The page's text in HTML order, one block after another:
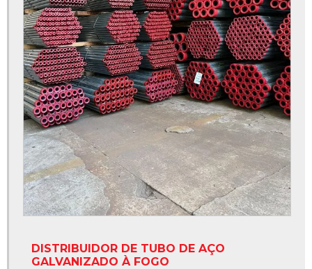
DISTRIBUIDOR DE TUBO DE AÇO
GALVANIZADO À FOGO